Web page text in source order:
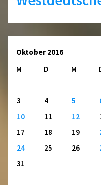
Oktober 2016
M
D M
3
4 5
10
11 12
17
18 19
24
25 26
31